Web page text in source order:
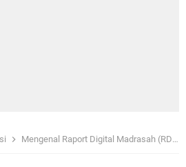
Mengenal Raport Digital Madrasah (RDM) : ARD Next Generation